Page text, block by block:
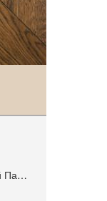
Модульный Паркет